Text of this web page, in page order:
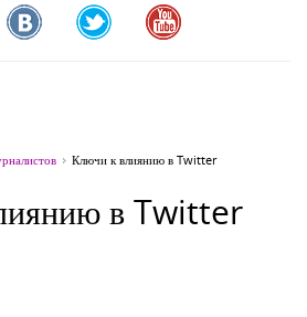
Ключи к влиянию в Twitter
в Twitter